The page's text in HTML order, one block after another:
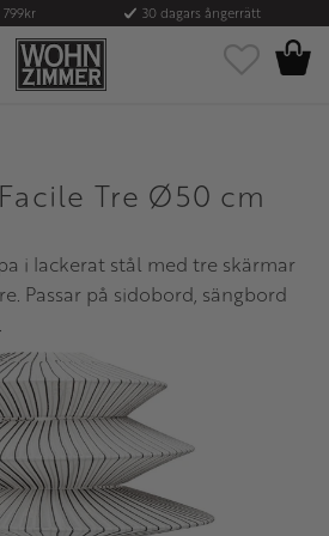
30 dagars ångerrätt
Favoriter
Tre Ø50 cm
i lackerat stål med tre skärmar
Passar på sidobord, sängbord